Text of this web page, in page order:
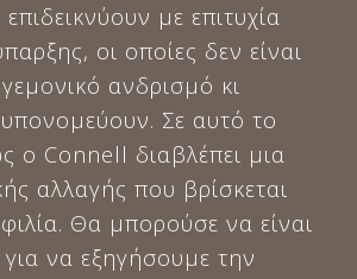
με επιτυχία
οι οποίες δεν είναι
ανδρισμό κι
Σε αυτό το
ο Connell διαβλέπει μια
αλλαγής που βρίσκεται
Θα μπορούσε να είναι
να εξηγήσουμε την